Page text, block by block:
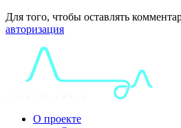
Для того, чтобы оставлять
авторизация
О проекте